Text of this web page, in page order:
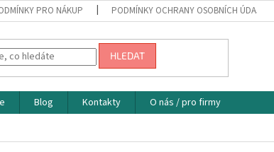
PRO NÁKUP PODMÍNKY OCHRANY OSOBNÍCH ÚDAJŮ
HLEDAT
Blog Kontakty
O nás / pro firmy